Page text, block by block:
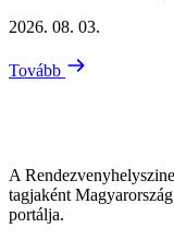
2026. 08. 03.
Tovább
A
tagjaként
portálja.